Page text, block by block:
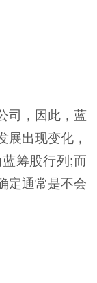
司，因此，蓝
出现变化，
筹股行列;而
定通常是不会